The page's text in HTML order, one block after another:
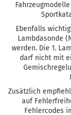
Ebenfalls
Lambdasonde
werden. Die 1.
darf nicht mit
Zusätzlich
auf
Fehlercodes